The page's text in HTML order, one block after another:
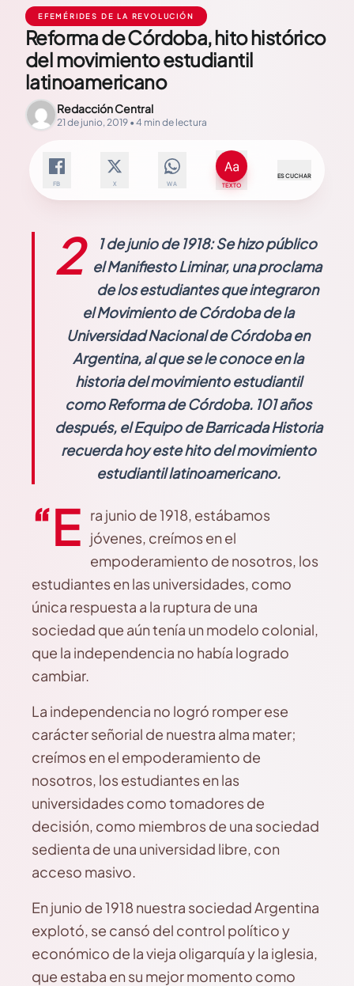
EFEMÉRIDES DE LA REVOLUCIÓN
Reforma de Córdoba, hito histórico
del movimiento estudiantil
latinoamericano
Redacción Central
21 de junio, 2019 • 4 min de lectura
FB X WA TEXTO
ESCUCHAR
2
1 de junio de 1918: Se hizo público
el Manifiesto Liminar, una proclama
de los estudiantes que integraron
el Movimiento de Córdoba de la
Universidad Nacional de Córdoba en
Argentina, al que se le conoce en la
historia del movimiento estudiantil
como Reforma de Córdoba. 101 años
después, el Equipo de Barricada Historia
recuerda hoy este hito del movimiento
estudiantil latinoamericano.
“E ra junio de 1918, estábamos
jóvenes, creímos en el
empoderamiento de nosotros, los
estudiantes en las universidades, como
única respuesta a la ruptura de una
sociedad que aún tenía un modelo colonial,
que la independencia no había logrado
cambiar.
La independencia no logró romper ese
carácter señorial de nuestra alma mater;
creímos en el empoderamiento de
nosotros, los estudiantes en las
universidades como tomadores de
decisión, como miembros de una sociedad
sedienta de una universidad libre, con
acceso masivo.
En junio de 1918 nuestra sociedad Argentina
explotó, se cansó del control político y
económico de la vieja oligarquía y la iglesia,
que estaba en su mejor momento como